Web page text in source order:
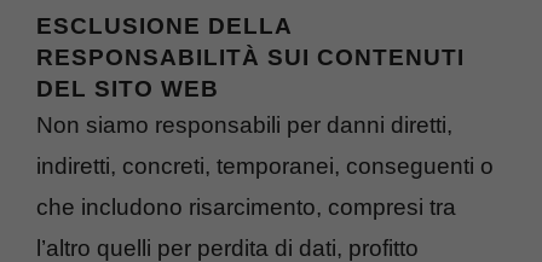
ESCLUSIONE DELLA
RESPONSABILITÀ SUI CONTENUTI
DEL SITO WEB
Non siamo responsabili per danni diretti,
indiretti, concreti, temporanei, conseguenti o
che includono risarcimento, compresi tra
l’altro quelli per perdita di dati, profitto